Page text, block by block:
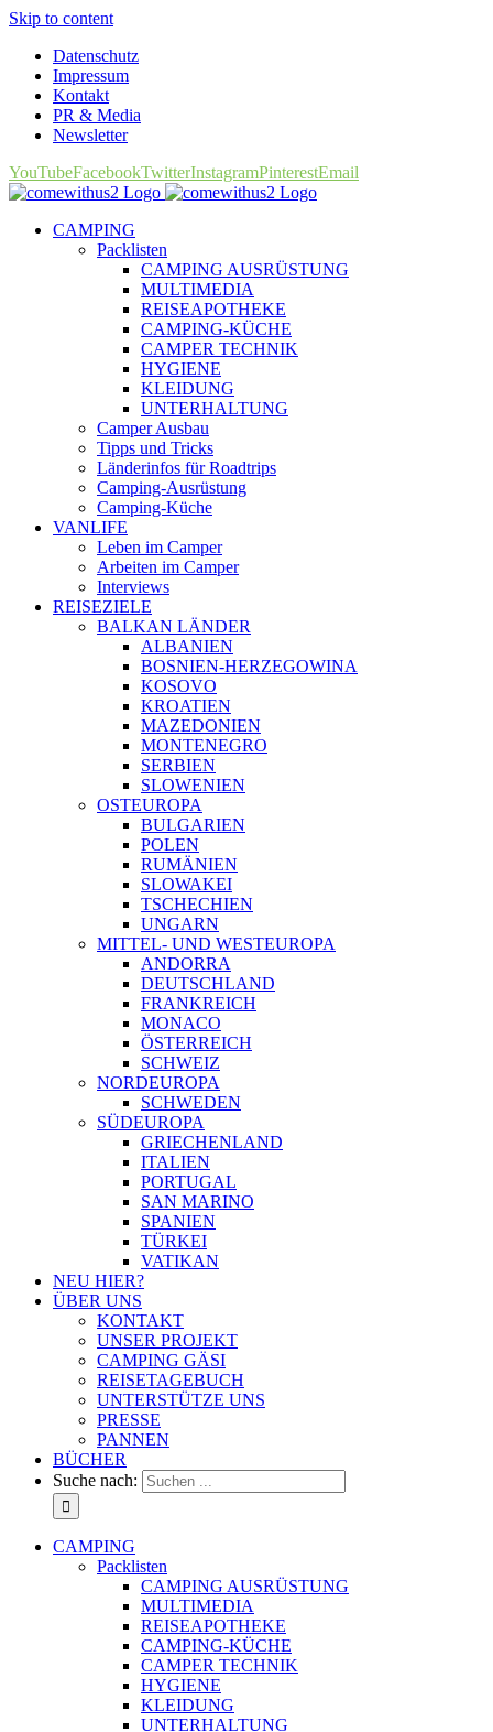
Skip to content
Datenschutz
Impressum
Kontakt
PR & Media
Newsletter
YouTubeFacebookTwitterInstagramPinterestEmail
CAMPING
Packlisten
CAMPING AUSRÜSTUNG
MULTIMEDIA
REISEAPOTHEKE
CAMPING-KÜCHE
CAMPER TECHNIK
HYGIENE
KLEIDUNG
UNTERHALTUNG
Camper Ausbau
Tipps und Tricks
Länderinfos für Roadtrips
Camping-Ausrüstung
Camping-Küche
VANLIFE
Leben im Camper
Arbeiten im Camper
Interviews
REISEZIELE
BALKAN LÄNDER
ALBANIEN
BOSNIEN-HERZEGOWINA
KOSOVO
KROATIEN
MAZEDONIEN
MONTENEGRO
SERBIEN
SLOWENIEN
OSTEUROPA
BULGARIEN
POLEN
RUMÄNIEN
SLOWAKEI
TSCHECHIEN
UNGARN
MITTEL- UND WESTEUROPA
ANDORRA
DEUTSCHLAND
FRANKREICH
MONACO
ÖSTERREICH
SCHWEIZ
NORDEUROPA
SCHWEDEN
SÜDEUROPA
GRIECHENLAND
ITALIEN
PORTUGAL
SAN MARINO
SPANIEN
TÜRKEI
VATIKAN
NEU HIER?
ÜBER UNS
KONTAKT
UNSER PROJEKT
CAMPING GÄSI
REISETAGEBUCH
UNTERSTÜTZE UNS
PRESSE
PANNEN
BÜCHER
Suche nach:
CAMPING
Packlisten
CAMPING AUSRÜSTUNG
MULTIMEDIA
REISEAPOTHEKE
CAMPING-KÜCHE
CAMPER TECHNIK
HYGIENE
KLEIDUNG
UNTERHALTUNG